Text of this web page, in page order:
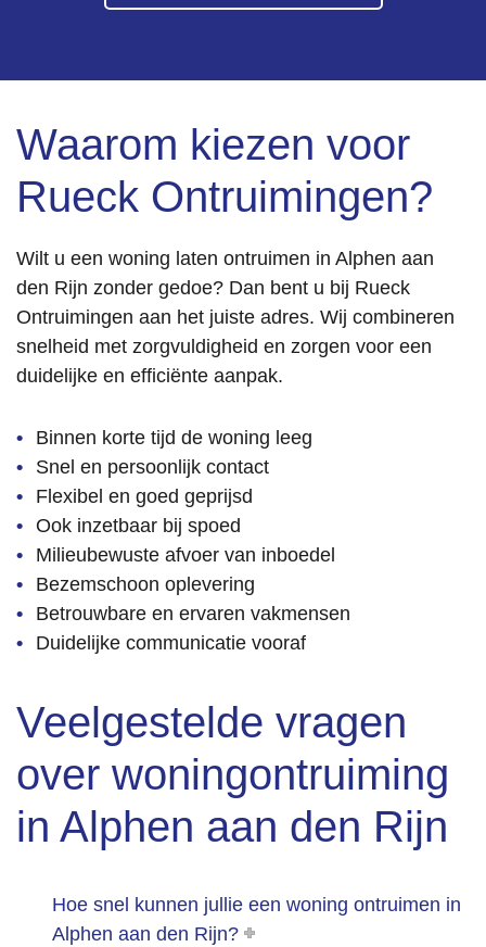
gaf.
ontrui
zelf is
netjes
en
profes
l
uitgev
oerd.
Alles
is
gelate
volgen
afspra
Wij
kijken
terug
op een
fijne
same
Waarom kiezen voor
Rueck Ontruimingen?
Wilt u een woning laten ontruimen in Alphen aan
den Rijn zonder gedoe? Dan bent u bij Rueck
Ontruimingen aan het juiste adres. Wij combineren
snelheid met zorgvuldigheid en zorgen voor een
duidelijke en efficiënte aanpak.
Binnen korte tijd de woning leeg
Snel en persoonlijk contact
Flexibel en goed geprijsd
Ook inzetbaar bij spoed
Milieubewuste afvoer van inboedel
Bezemschoon oplevering
Betrouwbare en ervaren vakmensen
Duidelijke communicatie vooraf
Veelgestelde vragen
over woningontruiming
in Alphen aan den Rijn
Hoe snel kunnen jullie een woning ontruimen in
Alphen aan den Rijn?